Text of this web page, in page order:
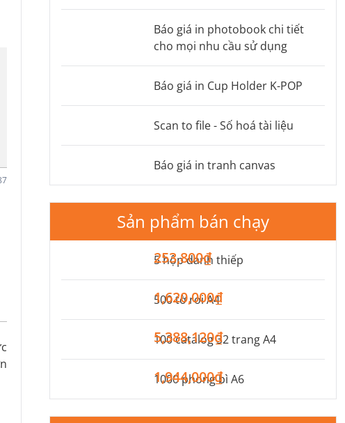
Báo giá in photobook chi tiết
cho mọi nhu cầu sử dụng
Báo giá in Cup Holder K-POP
Scan to file - Số hoá tài liệu
Báo giá in tranh canvas
Sản phẩm bán chạy
5 hộp danh thiếp
253,800₫
500 tờ rơi A4
1,620,000₫
100 catalog 32 trang A4
5,388,120₫
1000 phong bì A6
1,944,000₫